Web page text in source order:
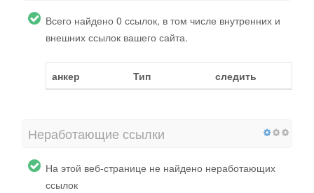
Всего найдено 0 ссылок, в том числе внутренних и
внешних ссылок вашего сайта.
анкер Тип следить
Неработающие ссылки
На этой веб-странице не найдено неработающих
ссылок